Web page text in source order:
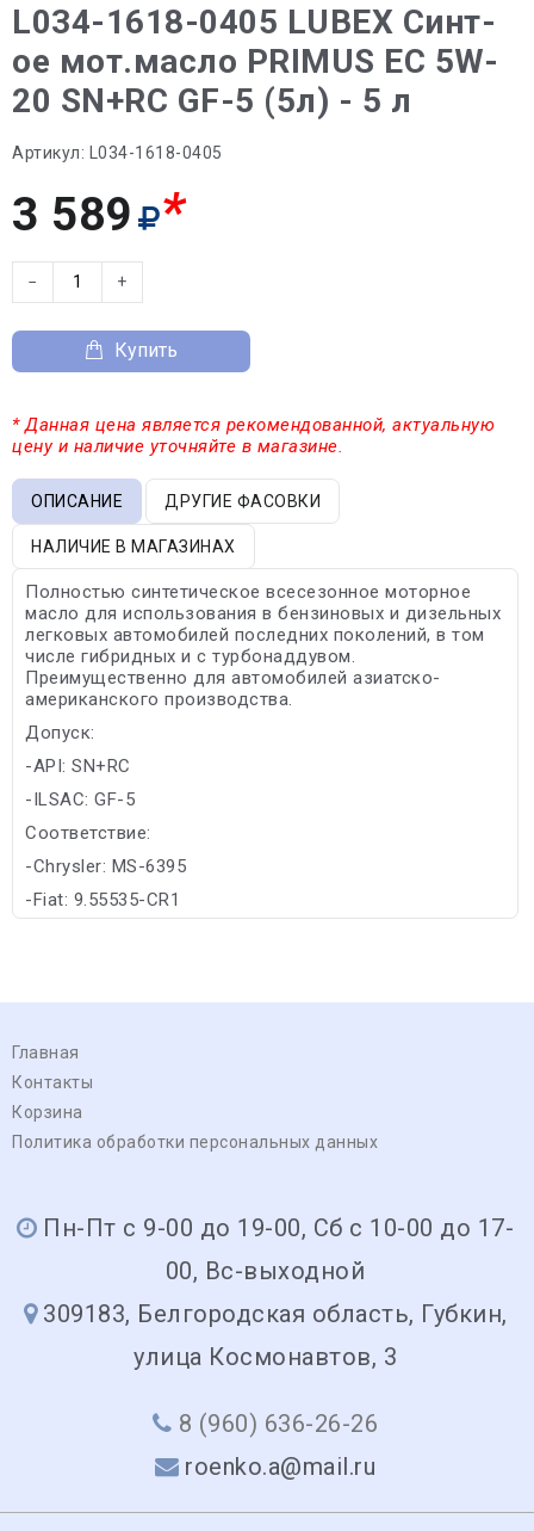
L034-1618-0405 LUBEX Синт-
ое мот.масло PRIMUS EC 5W-
20 SN+RC GF-5 (5л) - 5 л
Артикул: L034-1618-0405
3 589 *
− +
Купить
* Данная цена является рекомендованной, актуальную
цену и наличие уточняйте в магазине.
ОПИСАНИЕ ДРУГИЕ ФАСОВКИ
НАЛИЧИЕ В МАГАЗИНАХ
Полностью синтетическое всесезонное моторное
масло для использования в бензиновых и дизельных
легковых автомобилей последних поколений, в том
числе гибридных и с турбонаддувом.
Преимущественно для автомобилей азиатско-
американского производства.
Допуск:
-API: SN+RC
-ILSAC: GF-5
Соответствие:
-Chrysler: MS-6395
-Fiat: 9.55535-CR1
Главная
Контакты
Корзина
Политика обработки персональных данных
Пн-Пт с 9-00 до 19-00, Сб с 10-00 до 17-
00, Вс-выходной
309183, Белгородская область, Губкин,
улица Космонавтов, 3
8 (960) 636-26-26
roenko.a@mail.ru